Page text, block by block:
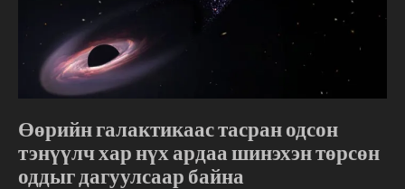
Өөрийн галактикаас тасран одсон
тэнүүлч хар нүх ардаа шинэхэн төрсөн
оддыг дагуулсаар байна